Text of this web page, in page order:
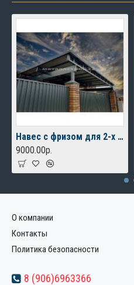
Навес с фризом для 2-х автомобилей
9000.00р.
О компании
Контакты
Политика безопасности
8 (906)6963366